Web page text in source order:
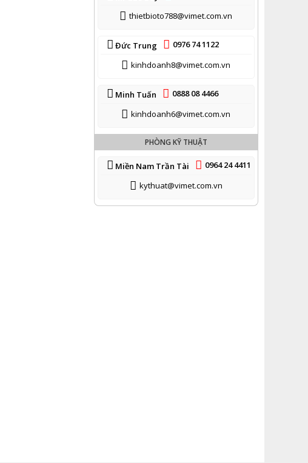
thietbioto788@vimet.com.vn
Đức Trung
0976 74 1122
kinhdoanh8@vimet.com.vn
Minh Tuấn
0888 08 4466
kinhdoanh6@vimet.com.vn
PHÒNG KỸ THUẬT
Miền Nam Trần Tài
0964 24 4411
kythuat@vimet.com.vn